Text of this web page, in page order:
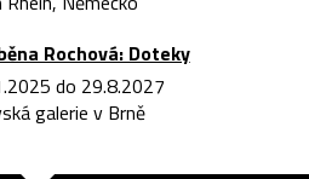
Rochová: Doteky
do 29.8.2027
galerie v Brně